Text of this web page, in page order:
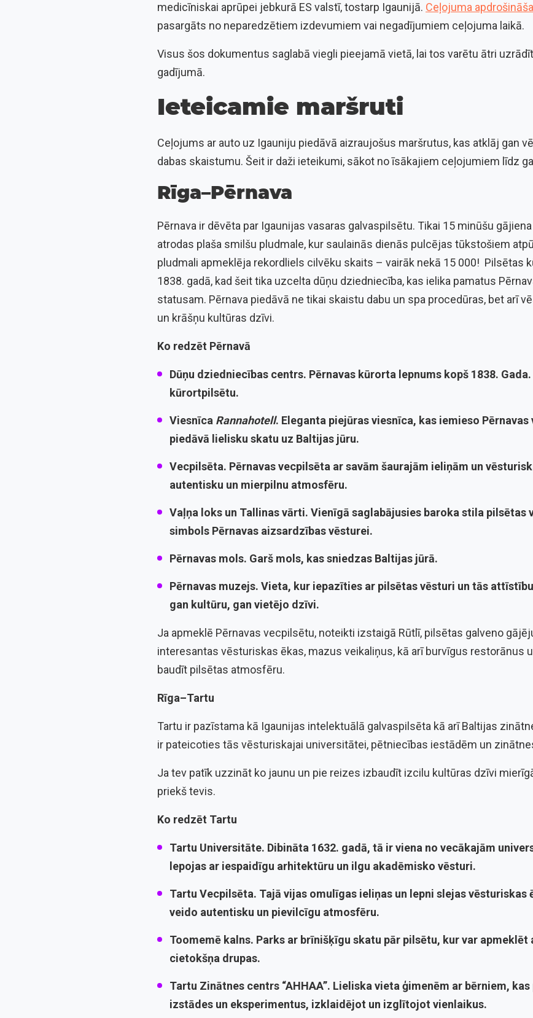
medicīniskai aprūpei jebkurā ES valstī, tostarp Igaunijā. Ceļojuma
pasargāts no neparedzētiem izdevumiem vai negadījumiem ceļojuma laikā.
Visus šos dokumentus saglabā viegli pieejamā vietā, lai tos varētu ātri
gadījumā.
Ieteicamie maršruti
Ceļojums ar auto uz Igauniju piedāvā aizraujošus maršrutus, kas atklāj gan
dabas skaistumu. Šeit ir daži ieteikumi, sākot no īsākajiem ceļojumiem līdz
Rīga–Pērnava
Pērnava ir dēvēta par Igaunijas vasaras galvaspilsētu. Tikai 15 minūšu
atrodas plaša smilšu pludmale, kur saulainās dienās pulcējas tūkstošiem
pludmali apmeklēja rekordliels cilvēku skaits – vairāk nekā 15 000! Pilsētas
1838. gadā, kad šeit tika uzcelta dūņu dziedniecība, kas ielika pamatus
statusam. Pērnava piedāvā ne tikai skaistu dabu un spa procedūras, bet arī
un krāšņu kultūras dzīvi.
Ko redzēt Pērnavā
Dūņu dziedniecības centrs. Pērnavas kūrorta lepnums kopš 1838.
kūrortpilsētu.
Viesnīca Rannahotell. Eleganta piejūras viesnīca, kas iemieso
piedāvā lielisku skatu uz Baltijas jūru.
Vecpilsēta. Pērnavas vecpilsēta ar savām šaurajām ieliņām un
autentisku un mierpilnu atmosfēru.
Vaļņa loks un Tallinas vārti. Vienīgā saglabājusies baroka stila pilsētas
simbols Pērnavas aizsardzības vēsturei.
Pērnavas mols. Garš mols, kas sniedzas Baltijas jūrā.
Pērnavas muzejs. Vieta, kur iepazīties ar pilsētas vēsturi un tās
gan kultūru, gan vietējo dzīvi.
Ja apmeklē Pērnavas vecpilsētu, noteikti izstaigā Rūtlī, pilsētas galveno
interesantas vēsturiskas ēkas, mazus veikaliņus, kā arī burvīgus restorānus
baudīt pilsētas atmosfēru.
Rīga–Tartu
Tartu ir pazīstama kā Igaunijas intelektuālā galvaspilsēta kā arī Baltijas
ir pateicoties tās vēsturiskajai universitātei, pētniecības iestādēm un
Ja tev patīk uzzināt ko jaunu un pie reizes izbaudīt izcilu kultūras dzīvi
priekš tevis.
Ko redzēt Tartu
Tartu Universitāte. Dibināta 1632. gadā, tā ir viena no vecākajām
lepojas ar iespaidīgu arhitektūru un ilgu akadēmisko vēsturi.
Tartu Vecpilsēta. Tajā vijas omulīgas ieliņas un lepni slejas vēsturiskas
veido autentisku un pievilcīgu atmosfēru.
Toomemē kalns. Parks ar brīnišķīgu skatu pār pilsētu, kur var
cietokšņa drupas.
Tartu Zinātnes centrs “AHHAA”. Lieliska vieta ģimenēm ar bērniem,
izstādes un eksperimentus, izklaidējot un izglītojot vienlaikus.